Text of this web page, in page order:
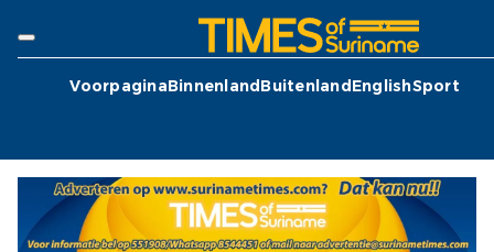
VoorpaginaBinnenlandBuitenlandEnglishSport